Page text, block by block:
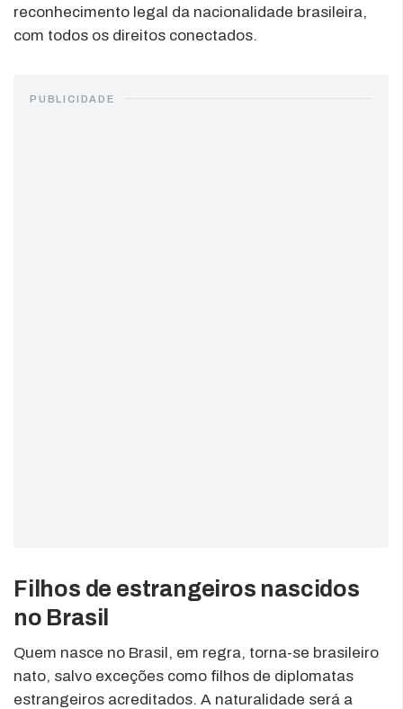
reconhecimento legal da nacionalidade brasileira,
com todos os direitos conectados.
PUBLICIDADE
Filhos de estrangeiros nascidos
no Brasil
Quem nasce no Brasil, em regra, torna-se brasileiro
nato, salvo exceções como filhos de diplomatas
estrangeiros acreditados. A naturalidade será a